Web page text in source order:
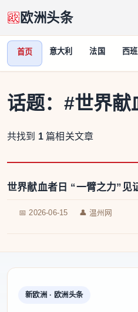
欧洲头条
首页 意大利 法国 西
话题： #世界献
共找到 1 篇相关文章
世界献血者日 “一臂之力”见
📅 2026-06-15 👤 温州网
新欧洲 · 欧洲头条